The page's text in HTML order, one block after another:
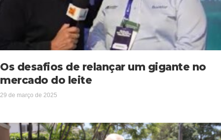
Os desafios de relançar um gigante no
mercado do leite
29 de março de 2025